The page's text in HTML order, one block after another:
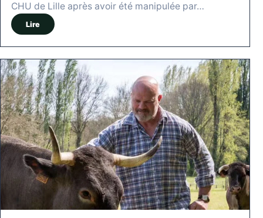
CHU de Lille après avoir été manipulée par…
Lire